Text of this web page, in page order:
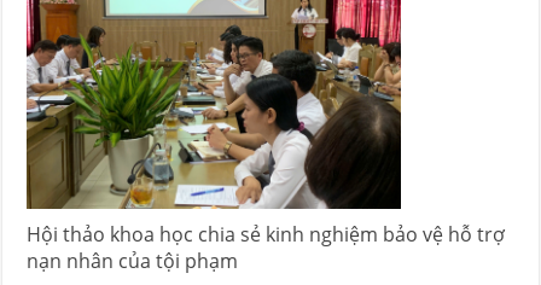
Hội thảo khoa học chia sẻ kinh nghiệm bảo vệ hỗ trợ
nạn nhân của tội phạm